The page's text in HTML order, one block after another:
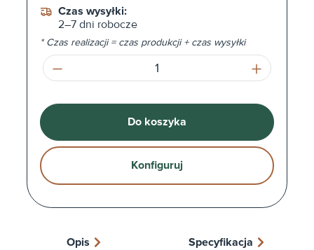
Czas wysyłki:
2–7 dni robocze
* Czas realizacji = czas produkcji + czas wysyłki
Ilość produktu: Wprowadź żądaną
Do koszyka
Konfiguruj
Opis Specyfikacja